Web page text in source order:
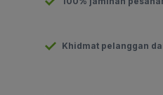
Khidmat pelanggan